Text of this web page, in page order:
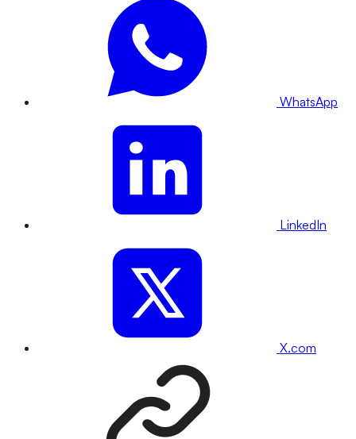
WhatsApp
LinkedIn
X.com